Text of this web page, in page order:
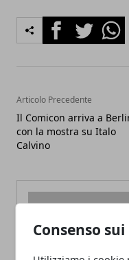
Consenso
FacebookTwitter
Articolo Precedente
Il Comicon arriva a
con la mostra su Italo
Calvino